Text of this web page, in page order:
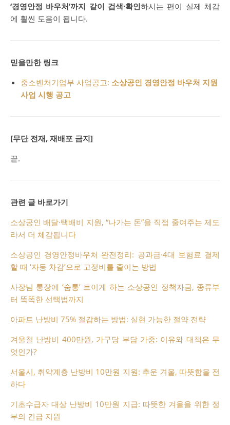
‘경영안정 바우처’까지 같이 검색·확인하시는 편이 실제 체감
에 훨씬 도움이 됩니다.
믿을만한 링크
중소벤처기업부 사업공고: 소상공인 경영안정 바우처 지원
사업 시행 공고
[무단 전재, 재배포 금지]
끝.
관련 글 바로가기
소상공인 배달·택배비 지원, “나가는 돈”을 직접 줄여주는 제도
라서 더 체감됩니다
소상공인 경영안정바우처 완전정리: 공과금·4대 보험료 결제
할 때 ‘자동 차감’으로 고정비를 줄이는 방법
사장님 통장에 ‘숨통’ 트이게 하는 소상공인 정책자금, 종류부
터 똑똑한 선택법까지
아파트 난방비 75% 절감하는 방법: 실현 가능한 절약 전략
겨울철 난방비 400만원, 가구당 부담 가중: 이유와 대책은 무
엇인가?
서울시, 취약계층 난방비 10만원 지원: 추운 겨울, 따뜻함을 전
하다
기초수급자 대상 난방비 10만원 지급: 따뜻한 겨울을 위한 정
부의 긴급 지원